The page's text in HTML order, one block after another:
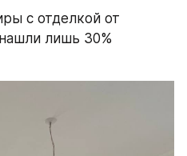
с отделкой от
лишь 30%